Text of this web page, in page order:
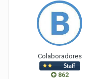
Colaboradores
862